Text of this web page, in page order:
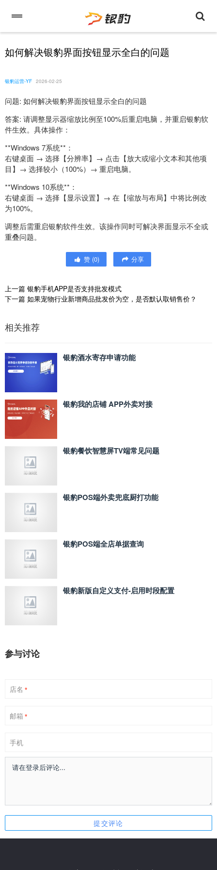
如何解决银豹界面按钮显示全白的问题
银豹运营-YF 2026-02-25
问题: 如何解决银豹界面按钮显示全白的问题
答案: 请调整显示器缩放比例至100%后重启电脑，并重启银豹软
件生效。具体操作：
**Windows 7系统**：
右键桌面 → 选择【分辨率】→ 点击【放大或缩小文本和其他项
目】→ 选择较小（100%）→ 重启电脑。
**Windows 10系统**：
右键桌面 → 选择【显示设置】→ 在【缩放与布局】中将比例改
为100%。
调整后需重启银豹软件生效。该操作同时可解决界面显示不全或
重叠问题。
赞 (0) 分享
上一篇 银豹手机APP是否支持批发模式
下一篇 如果宠物行业新增商品批发价为空，是否默认取销售价？
相关推荐
银豹酒水寄存申请功能
银豹我的店铺 APP外卖对接
银豹餐饮智慧屏TV端常见问题
银豹POS端外卖兜底厨打功能
银豹POS端全店单据查询
银豹新版自定义支付‑启用时段配置
参与讨论
店名 *
邮箱 *
手机